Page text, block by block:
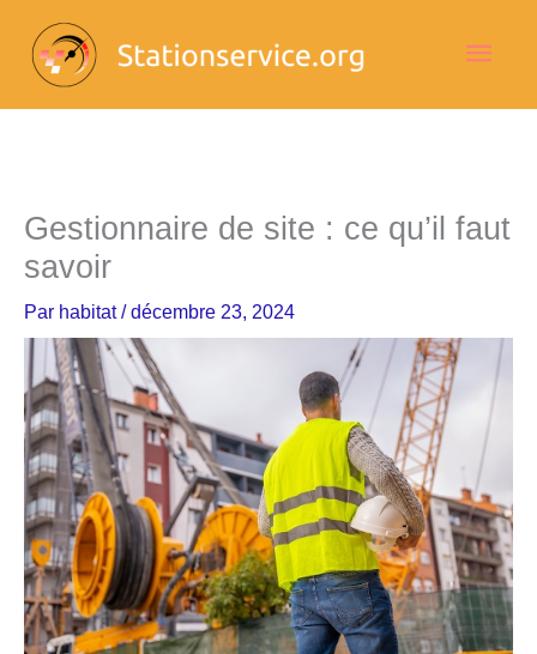
contenu
Gestionnaire de site : ce qu’il faut
savoir
Par habitat/décembre 23, 2024